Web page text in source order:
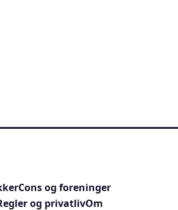
Cons og foreninger
og privatlivOm